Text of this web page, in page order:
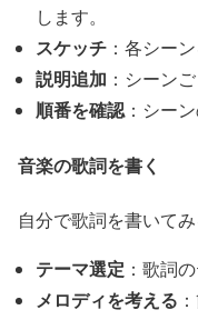
します。
スケッチ ：各シー
説明追加 ：シーン
順番を確認：シー
音楽の歌詞を書く
自分で歌詞を書いてみ
テーマ選定 ：歌詞
メロディを考える